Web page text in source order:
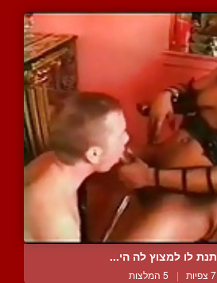
לו למצוץ לה הי...
| 5 המלצות